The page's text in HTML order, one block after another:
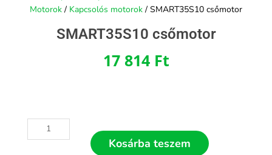
Motorok / Kapcsolós motorok / SMART35S10 csőmotor
SMART35S10 csőmotor
17 814 Ft
SMART35S10
csőmotor
Kosárba teszem